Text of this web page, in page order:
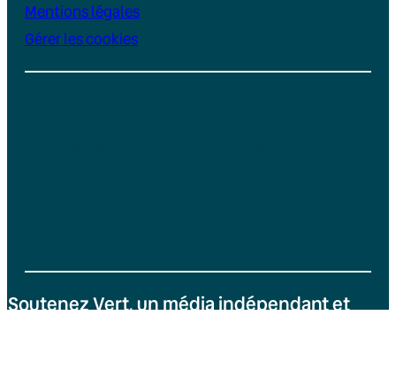
Mentions légales
Gérer les cookies
Soutenez Vert, un média indépendant et